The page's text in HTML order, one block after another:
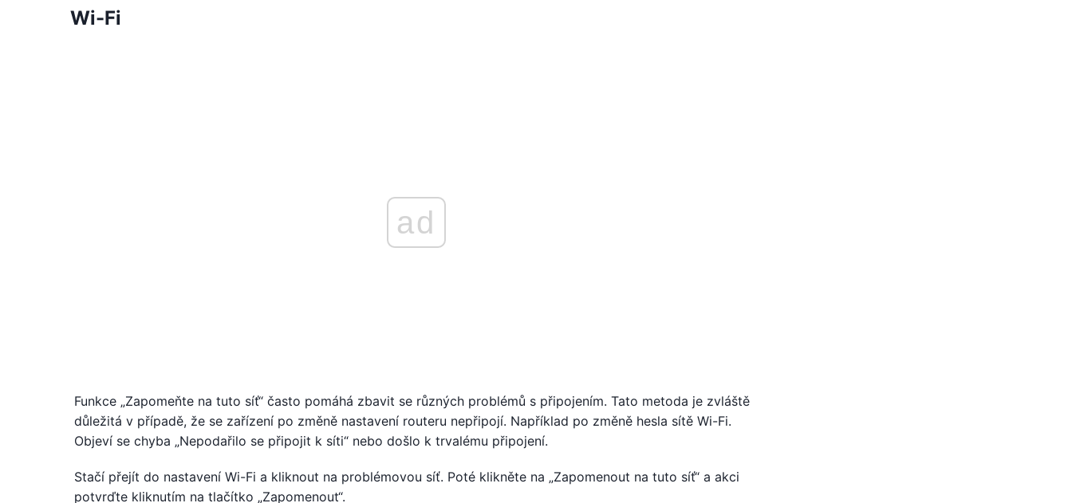
Wi-Fi
ad
Funkce „Zapomeňte na tuto síť“ často pomáhá zbavit se různých problémů s připojením. Tato metoda je zvláště
důležitá v případě, že se zařízení po změně nastavení routeru nepřipojí. Například po změně hesla sítě Wi-Fi.
Objeví se chyba „Nepodařilo se připojit k síti“ nebo došlo k trvalému připojení.
Stačí přejít do nastavení Wi-Fi a kliknout na problémovou síť. Poté klikněte na „Zapomenout na tuto síť“ a akci
potvrďte kliknutím na tlačítko „Zapomenout“.